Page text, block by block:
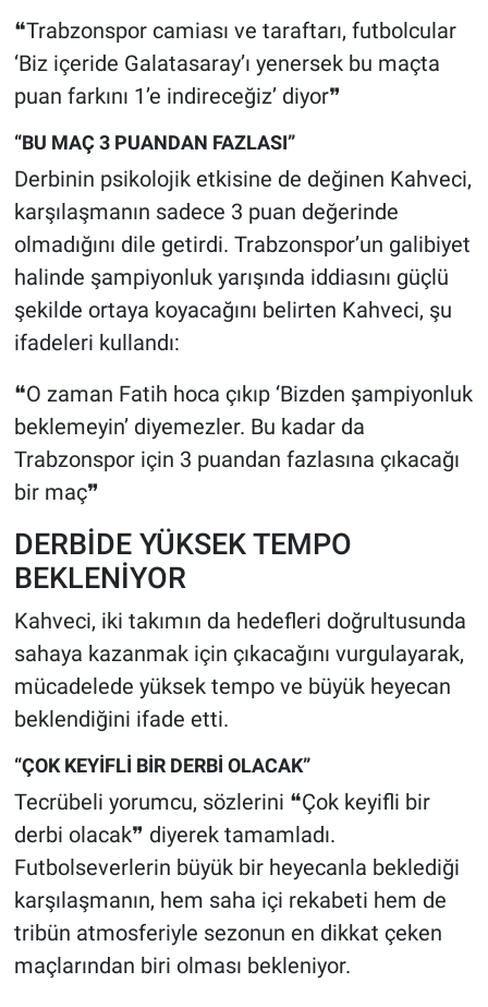
❝Trabzonspor camiası ve taraftarı, futbolcular
‘Biz içeride Galatasaray’ı yenersek bu maçta
puan farkını 1’e indireceğiz’ diyor❞
“BU MAÇ 3 PUANDAN FAZLASI”
Derbinin psikolojik etkisine de değinen Kahveci,
karşılaşmanın sadece 3 puan değerinde
olmadığını dile getirdi. Trabzonspor’un galibiyet
halinde şampiyonluk yarışında iddiasını güçlü
şekilde ortaya koyacağını belirten Kahveci, şu
ifadeleri kullandı:
❝O zaman Fatih hoca çıkıp ‘Bizden şampiyonluk
beklemeyin’ diyemezler. Bu kadar da
Trabzonspor için 3 puandan fazlasına çıkacağı
bir maç❞
DERBİDE YÜKSEK TEMPO
BEKLENİYOR
Kahveci, iki takımın da hedefleri doğrultusunda
sahaya kazanmak için çıkacağını vurgulayarak,
mücadelede yüksek tempo ve büyük heyecan
beklendiğini ifade etti.
“ÇOK KEYİFLİ BİR DERBİ OLACAK”
Tecrübeli yorumcu, sözlerini ❝Çok keyifli bir
derbi olacak❞ diyerek tamamladı.
Futbolseverlerin büyük bir heyecanla beklediği
karşılaşmanın, hem saha içi rekabeti hem de
tribün atmosferiyle sezonun en dikkat çeken
maçlarından biri olması bekleniyor.